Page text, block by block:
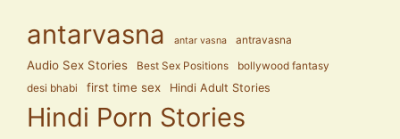
antarvasna antar vasna antravasna
Audio Sex Stories Best Sex Positions
bollywood fantasy
desi bhabi
first time sex Hindi Adult Stories
Hindi Porn Stories